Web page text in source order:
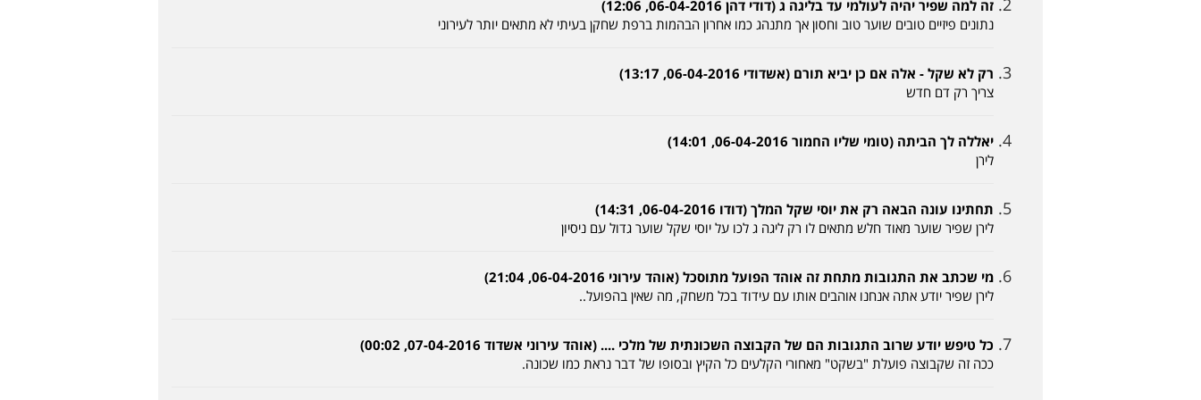
זה למה שפיר יהיה לעולמי עד בליגה ג (דודי דהן 06-04-2016, 12:06)
נתונים פיזיים טובים שוער טוב וחסון אך מתנהג כמו אחרון הבהמות ברפת שחקן בעיתי לא מתאים יותר לעירוני
רק לא שקל - אלה אם כן יביא תורם (אשדודי 06-04-2016, 13:17)
צריך רק דם חדש
יאללה לך הביתה (טומי שליו החמור 06-04-2016, 14:01)
לירן
תחתינו עונה הבאה רק את יוסי שקל המלך (דודו 06-04-2016, 14:31)
לירן שפיר שוער מאוד חלש מתאים לו רק ליגה ג לכו על יוסי שקל שוער גדול עם ניסיון
מי שכתב את התגובות מתחת זה אוהד הפועל מתוסכל (אוהד עירוני 06-04-2016, 21:04)
לירן שפיר יודע אתה אנחנו אוהבים אותו עם עידוד בכל משחק, מה שאין בהפועל..
כל טיפש יודע שרוב התגובות הם של הקבוצה השכונתית של מלכי .... (אוהד עירוני אשדוד 07-04-2016, 00:02)
ככה זה שקבוצה פועלת "בשקט" מאחורי הקלעים כל הקיץ ובסופו של דבר נראת כמו שכונה.